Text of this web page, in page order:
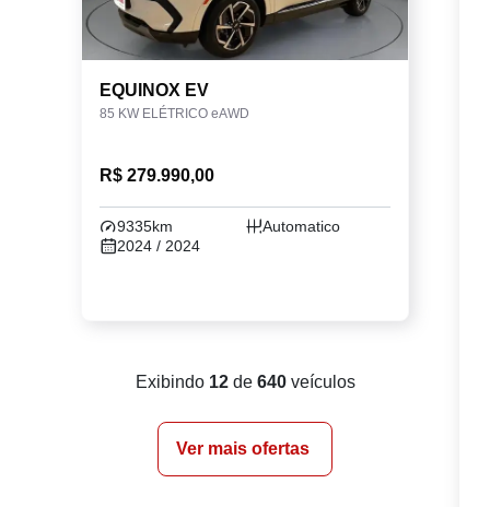
EQUINOX EV
85 KW ELÉTRICO eAWD
R$ 279.990,00
9335km
Automatico
2024 / 2024
Exibindo 12de 640veículos
Ver mais ofertas